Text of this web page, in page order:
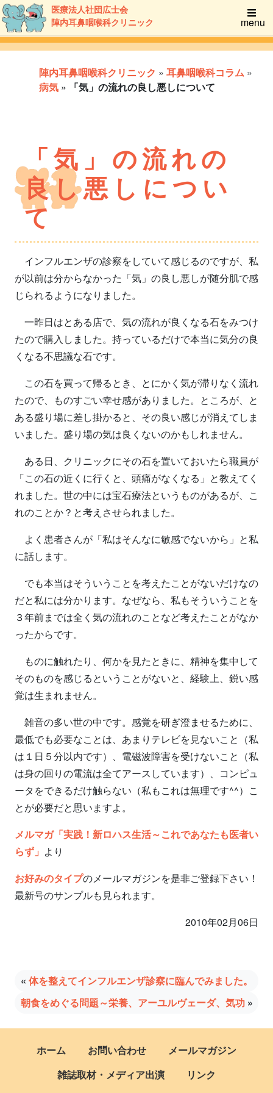
医療法人社団広士会
陣内耳鼻咽喉科クリニック
menu
陣内耳鼻咽喉科クリニック » 耳鼻咽喉科コラム »
病気 » 「気」の流れの良し悪しについて
「気」の流れの
良し悪しについ
て
インフルエンザの診察をしていて感じるのですが、私
が以前は分からなかった「気」の良し悪しが随分肌で感
じられるようになりました。
一昨日はとある店で、気の流れが良くなる石をみつけ
たので購入しました。持っているだけで本当に気分の良
くなる不思議な石です。
この石を買って帰るとき、とにかく気が滞りなく流れ
たので、ものすごい幸せ感がありました。ところが、と
ある盛り場に差し掛かると、その良い感じが消えてしま
いました。盛り場の気は良くないのかもしれません。
ある日、クリニックにその石を置いておいたら職員が
「この石の近くに行くと、頭痛がなくなる」と教えてく
れました。世の中には宝石療法というものがあるが、こ
れのことか？と考えさせられました。
よく患者さんが「私はそんなに敏感でないから」と私
に話します。
でも本当はそういうことを考えたことがないだけなの
だと私には分かります。なぜなら、私もそういうことを
３年前までは全く気の流れのことなど考えたことがなか
ったからです。
ものに触れたり、何かを見たときに、精神を集中して
そのものを感じるということがないと、経験上、鋭い感
覚は生まれません。
雑音の多い世の中です。感覚を研ぎ澄ませるために、
最低でも必要なことは、あまりテレビを見ないこと（私
は１日５分以内です）、電磁波障害を受けないこと（私
は身の回りの電流は全てアースしています）、コンピュ
ータをできるだけ触らない（私もこれは無理です^^）こ
とが必要だと思いますよ。
メルマガ「実践！新ロハス生活～これであなたも医者い
らず」 より
お好みのタイプのメールマガジンを是非ご登録下さい！
最新号のサンプルも見られます。
2010年02月06日
« 体を整えてインフルエンザ診察に臨んでみました。
朝食をめぐる問題～栄養、アーユルヴェーダ、気功»
ホーム お問い合わせ
メールマガジン
雑誌取材・メディア出演
リンク